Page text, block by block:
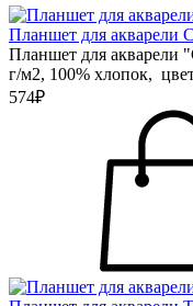
Планшет для акварели
Планшет для акварели
г/м2, 100% хлопок,
574₽